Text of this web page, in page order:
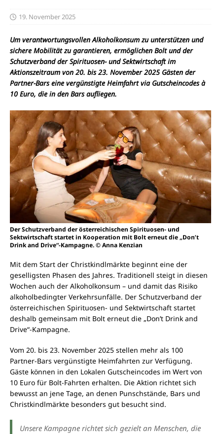
19. November 2025
Um verantwortungsvollen Alkoholkonsum zu unterstützen und
sichere Mobilität zu garantieren, ermöglichen Bolt und der
Schutzverband der Spirituosen- und Sektwirtschaft im
Aktionszeitraum von 20. bis 23. November 2025 Gästen der
Partner-Bars eine vergünstigte Heimfahrt via Gutscheincodes à
10 Euro, die in den Bars aufliegen.
Der Schutzverband der österreichischen Spirituosen- und
Sektwirtschaft startet in Kooperation mit Bolt erneut die „Don’t
Drink and Drive“-Kampagne. © Anna Kenzian
Mit dem Start der Christkindlmärkte beginnt eine der
geselligsten Phasen des Jahres. Traditionell steigt in diesen
Wochen auch der Alkoholkonsum – und damit das Risiko
alkoholbedingter Verkehrsunfälle. Der Schutzverband der
österreichischen Spirituosen- und Sektwirtschaft startet
deshalb gemeinsam mit Bolt erneut die „Don’t Drink and
Drive“-Kampagne.
Vom 20. bis 23. November 2025 stellen mehr als 100
Partner-Bars vergünstigte Heimfahrten zur Verfügung.
Gäste können in den Lokalen Gutscheincodes im Wert von
10 Euro für Bolt-Fahrten erhalten. Die Aktion richtet sich
bewusst an jene Tage, an denen Punschstände, Bars und
Christkindlmärkte besonders gut besucht sind.
Unsere Kampagne richtet sich gezielt an Menschen, die